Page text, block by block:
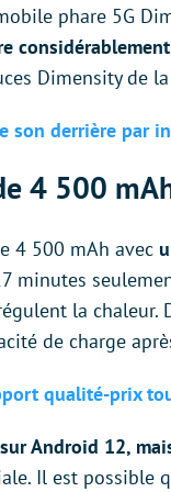
phare 5G
Dimensity de
son derrière par
4 500
4 500 mAh avec
minutes
la chaleur.
de charge
qualité-prix
Android 12,
Il est